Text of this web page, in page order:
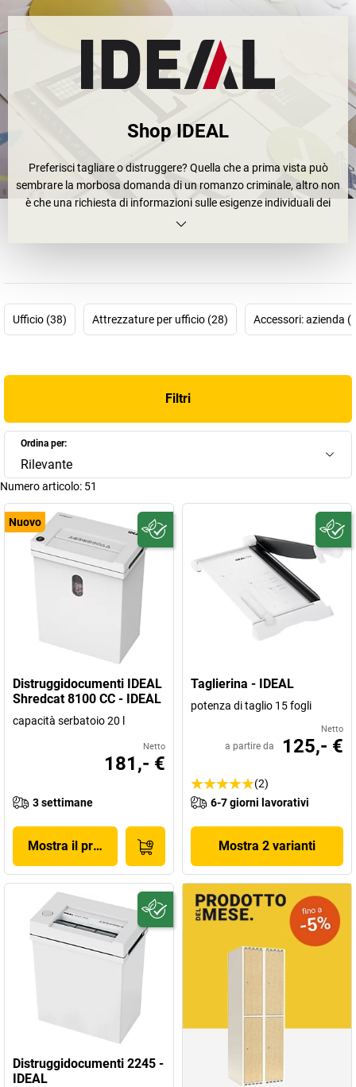
Shop IDEAL
Preferisci tagliare o distruggere? Quella che a prima vista può
sembrare la morbosa domanda di un romanzo criminale, altro non
è che una richiesta di informazioni sulle esigenze individuali dei
clienti.
Che tu debba tagliare o distruggere dei documenti, IDEAL ti offre
personalmente dei suoi dati personali, i distruggidocumenti
Business di IDEAL proteggono i tuoi dati impiegando
sono molto apprezzate: ovunque serva tagliare
leva e taglierine per risme di fogli si caratterizzano per la loro
estrema precisione. Le taglierine in robusto acciaio Solinger non
sono ideali solo per tagliare la carta, ma anche per pellicole,
progetti, fotografie, poster, cartone, cartone ondulato, lamiere
sottili, stuoie in gomma, pellicole in materiali plastici e metallici.
Migliora la qualità dell'aria all'interno del tuo ufficio con il
purificatore d'aria IDEAL. Consigliato durante il periodo invernale è
ideale in tutte le stagioni per depurare e umidificare l'aria! La
conclusione? Semplicemente IDEAL: lo voglio, lo compro!
Ufficio (38) Attrezzature per ufficio (28) Accessori: azienda
Filtri
Ordina per:
Rilevante
Numero articolo: 51
Nuovo
Distruggidocumenti IDEAL
Shredcat 8100 CC - IDEAL
capacità serbatoio 20 l
Netto
181,- €
3 settimane
Mostra il prodotto
Taglierina - IDEAL
potenza di taglio 15 fogli
Netto
a partire da 125,- €
(2)
6-7 giorni lavorativi
Mostra 2 varianti
Distruggidocumenti 2245 -
IDEAL